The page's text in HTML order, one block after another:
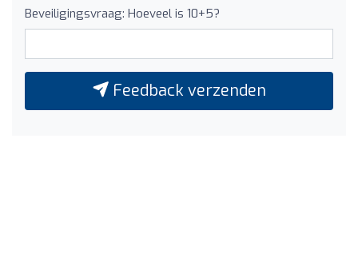
Beveiligingsvraag: Hoeveel is 10+5?
Feedback verzenden